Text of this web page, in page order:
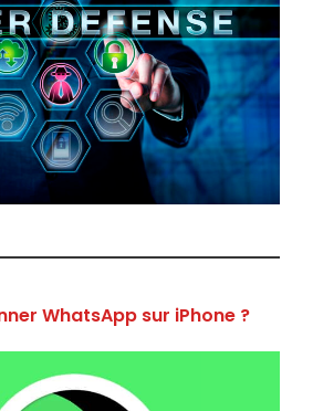
WhatsApp sur iPhone ?